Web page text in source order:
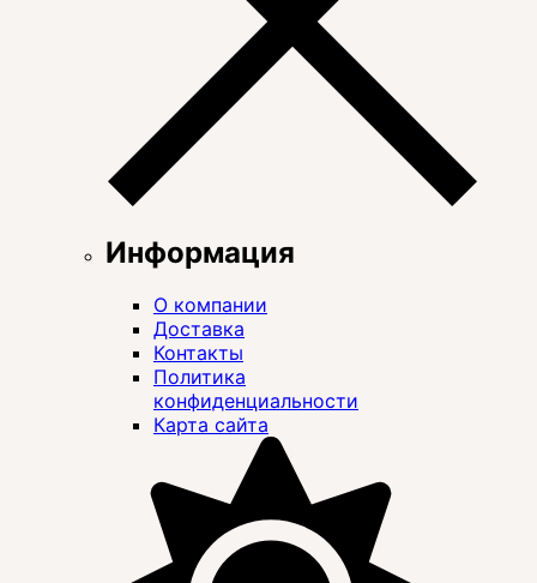
Информация
О компании
Доставка
Контакты
Политика
конфиденциальности
Карта сайта